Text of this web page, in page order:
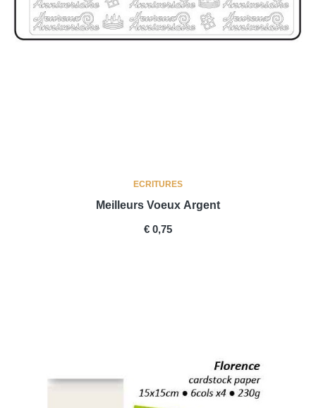
ECRITURES
Meilleurs Voeux Argent
PRICE
€ 0,75